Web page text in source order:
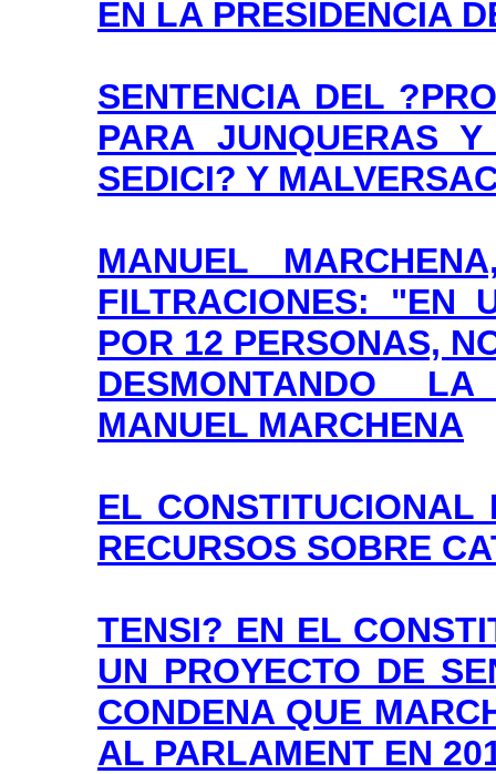
EN LA PRESIDENCIA
SENTENCIA DEL
PARA JUNQUERAS
SEDICI? Y
MANUEL
FILTRACIONES: "EN
POR 12 PERSONAS,
DESMONTANDO
MANUEL MARCHENA
EL
RECURSOS SOBRE
TENSI? EN EL
UN PROYECTO DE
CONDENA QUE
AL PARLAMENT EN